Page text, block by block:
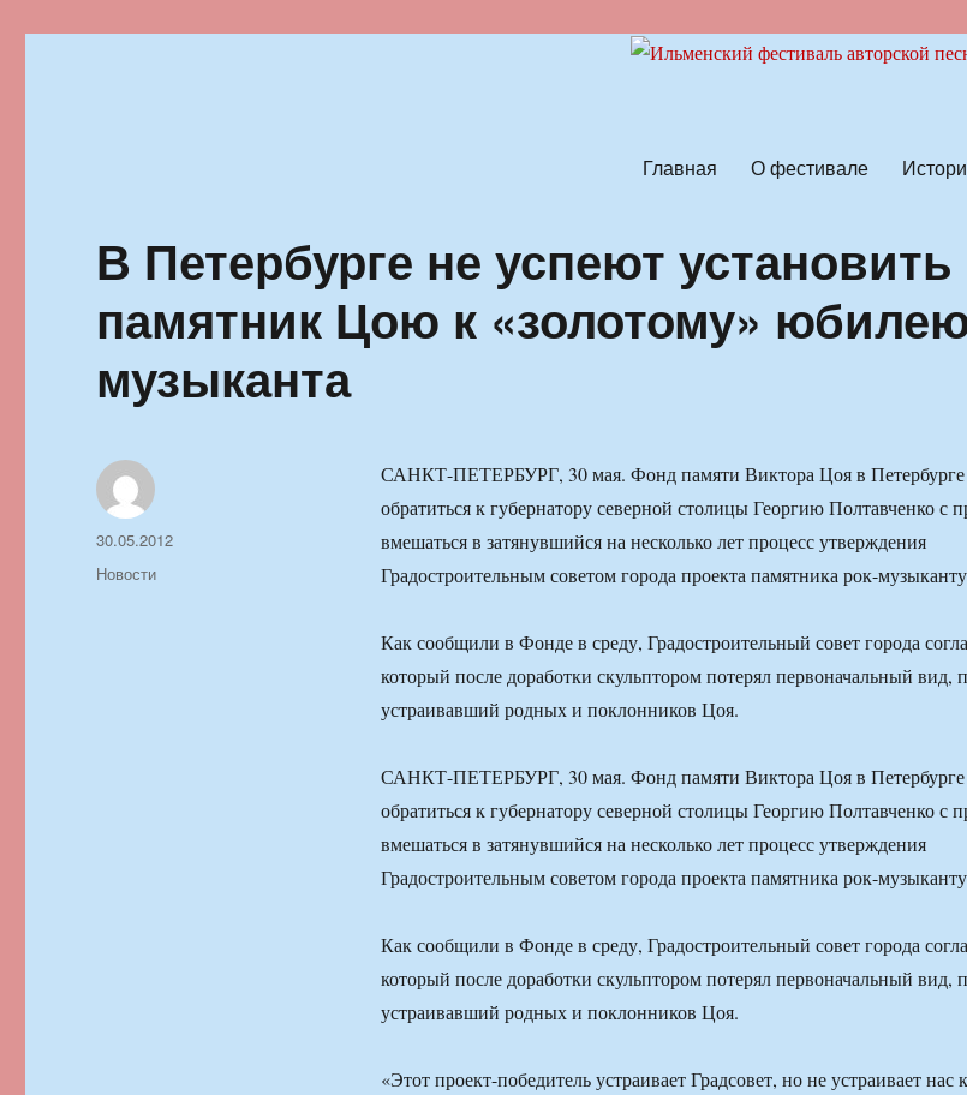
Главная О фестивале
В Петербурге не успеют установить
памятник Цою к «золотому»
музыканта
САНКТ-ПЕТЕРБУРГ, 30 мая. Фонд памяти Виктора Цоя в Петербурге
обратиться к губернатору северной столицы Георгию Полтавченко с
вмешаться в затянувшийся на несколько лет процесс утверждения
Градостроительным советом города проекта памятника рок-
Как сообщили в Фонде в среду, Градостроительный совет города
который после доработки скульптором потерял первоначальный вид,
устраивавший родных и поклонников Цоя.
САНКТ-ПЕТЕРБУРГ, 30 мая. Фонд памяти Виктора Цоя в Петербурге
обратиться к губернатору северной столицы Георгию Полтавченко с
вмешаться в затянувшийся на несколько лет процесс утверждения
Градостроительным советом города проекта памятника рок-
Как сообщили в Фонде в среду, Градостроительный совет города
который после доработки скульптором потерял первоначальный вид,
устраивавший родных и поклонников Цоя.
«Этот проект-победитель устраивает Градсовет, но не устраивает нас
Автор
Опубликовано
30.05.2012
Рубрики
Новости